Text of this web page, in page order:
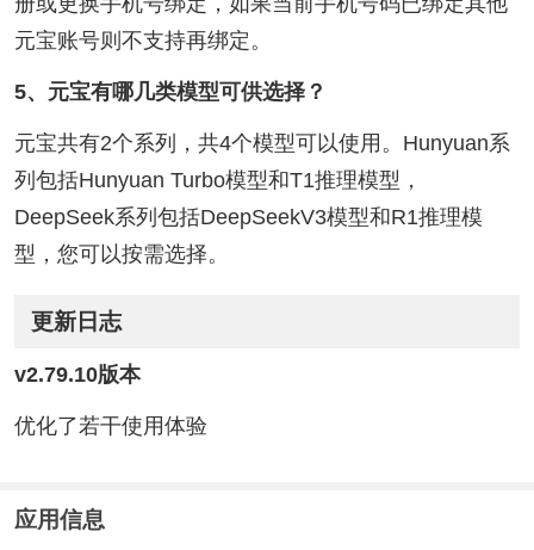
元宝账号则不支持再绑定。
5、元宝有哪几类模型可供选择？
元宝共有2个系列，共4个模型可以使用。Hunyuan系
列包括Hunyuan Turbo模型和T1推理模型，
DeepSeek系列包括DeepSeekV3模型和R1推理模
型，您可以按需选择。
更新日志
v2.79.10版本
优化了若干使用体验
应用信息